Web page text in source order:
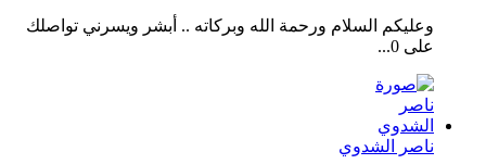
وعليكم السلام ورحمة الله وبركاته .. أبشر ويسرني تواصلك
على 0...
ناصر الشدوي